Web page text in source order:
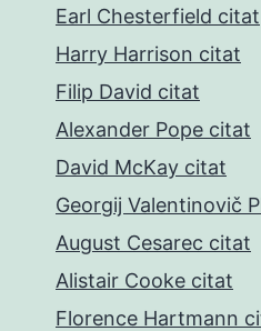
Earl Chesterfield citat
Harry Harrison citat
Filip David citat
Alexander Pope citat
David McKay citat
Georgij Valentinovič
August Cesarec citat
Alistair Cooke citat
Florence Hartmann